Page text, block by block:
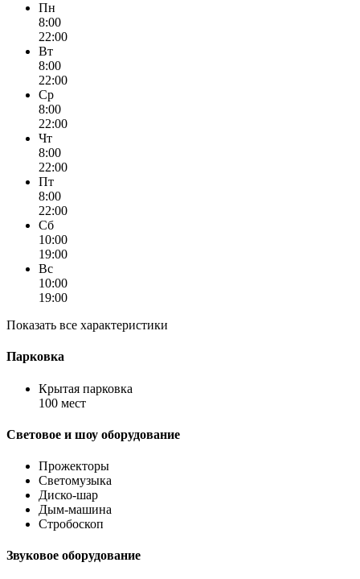
Пн
8:00
22:00
Вт
8:00
22:00
Ср
8:00
22:00
Чт
8:00
22:00
Пт
8:00
22:00
Сб
10:00
19:00
Вс
10:00
19:00
Показать все характеристики
Парковка
Крытая парковка
100 мест
Световое и шоу оборудование
Прожекторы
Светомузыка
Диско-шар
Дым-машина
Стробоскоп
Звуковое оборудование